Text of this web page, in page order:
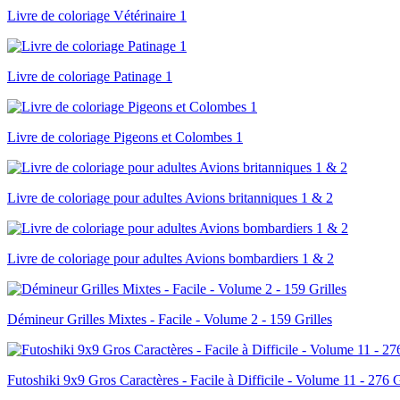
Livre de coloriage Vétérinaire 1
Livre de coloriage Patinage 1
Livre de coloriage Pigeons et Colombes 1
Livre de coloriage pour adultes Avions britanniques 1 & 2
Livre de coloriage pour adultes Avions bombardiers 1 & 2
Démineur Grilles Mixtes - Facile - Volume 2 - 159 Grilles
Futoshiki 9x9 Gros Caractères - Facile à Difficile - Volume 11 - 276